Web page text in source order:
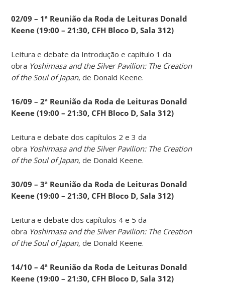
02/09 – 1ª Reunião da Roda de Leituras Donald
Keene (19:00 – 21:30, CFH Bloco D, Sala 312)
Leitura e debate da Introdução e capítulo 1 da
obra Yoshimasa and the Silver Pavilion: The Creation
of the Soul of Japan, de Donald Keene.
16/09 – 2ª Reunião da Roda de Leituras Donald
Keene (19:00 – 21:30, CFH Bloco D, Sala 312)
Leitura e debate dos capítulos 2 e 3 da
obra Yoshimasa and the Silver Pavilion: The Creation
of the Soul of Japan, de Donald Keene.
30/09 – 3ª Reunião da Roda de Leituras Donald
Keene (19:00 – 21:30, CFH Bloco D, Sala 312)
Leitura e debate dos capítulos 4 e 5 da
obra Yoshimasa and the Silver Pavilion: The Creation
of the Soul of Japan, de Donald Keene.
14/10 – 4ª Reunião da Roda de Leituras Donald
Keene (19:00 – 21:30, CFH Bloco D, Sala 312)